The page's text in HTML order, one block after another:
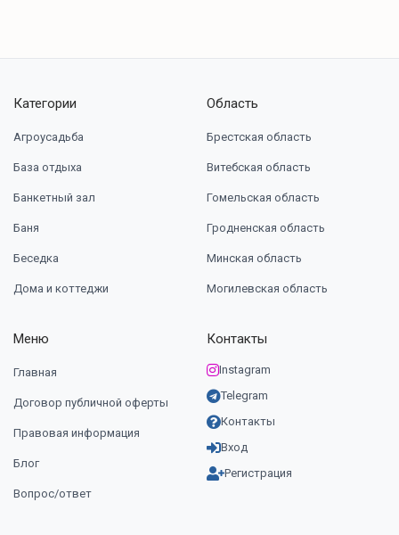
Категории
Агроусадьба
База отдыха
Банкетный зал
Баня
Беседка
Дома и коттеджи
Область
Брестская область
Витебская область
Гомельская область
Гродненская область
Минская область
Могилевская область
Меню
Главная
Договор публичной оферты
Правовая информация
Блог
Вопрос/ответ
Контакты
Instagram
Telegram
Контакты
Вход
Регистрация